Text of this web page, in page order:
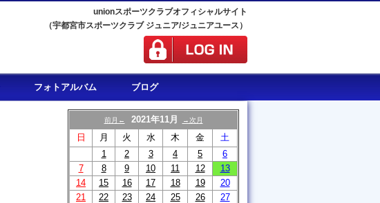
unionスポーツクラブオフィシャルサイト
（宇都宮市スポーツクラブ ジュニア/ジュニアユース）
フォトアルバム ブログ
前月← 2021年11月 →次月
日 月 火 水 木 金
土
1
2 3 4 5
6
7
8 9 10 11 12
13
14
15 16 17 18 19
20
21
22 23 24 25 26
27